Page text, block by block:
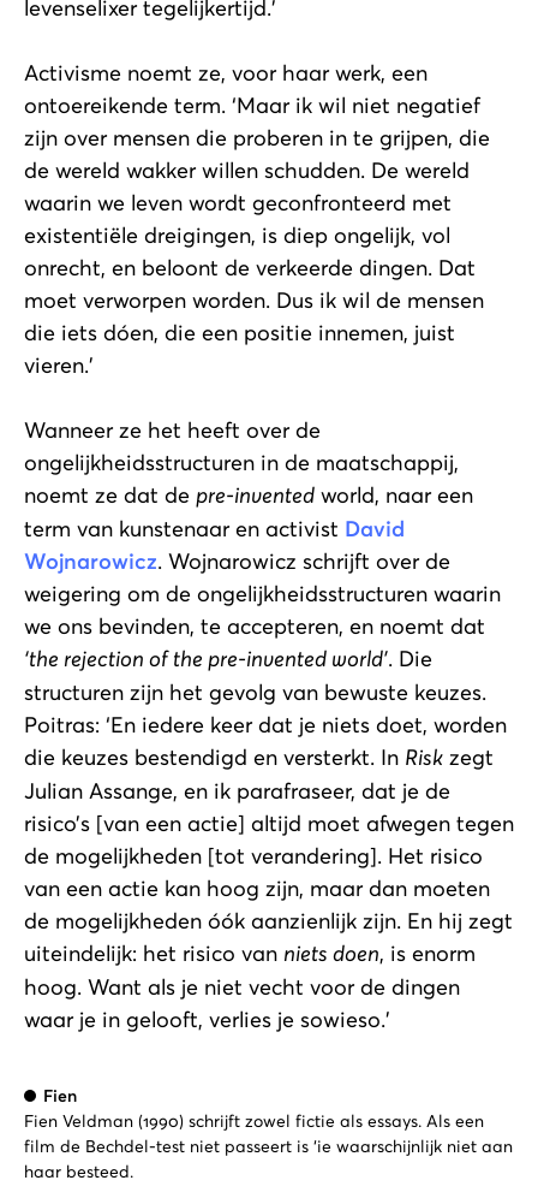
levenselixer tegelijkertijd.’
Activisme noemt ze, voor haar werk, een
ontoereikende term. ‘Maar ik wil niet negatief
zijn over mensen die proberen in te grijpen, die
de wereld wakker willen schudden. De wereld
waarin we leven wordt geconfronteerd met
existentiële dreigingen, is diep ongelijk, vol
onrecht, en beloont de verkeerde dingen. Dat
moet verworpen worden. Dus ik wil de mensen
die iets dóen, die een positie innemen, juist
vieren.’
Wanneer ze het heeft over de
ongelijkheidsstructuren in de maatschappij,
noemt ze dat de pre-invented world, naar een
term van kunstenaar en activist David
Wojnarowicz. Wojnarowicz schrijft over de
weigering om de ongelijkheidsstructuren waarin
we ons bevinden, te accepteren, en noemt dat
‘the rejection of the pre-invented world’. Die
structuren zijn het gevolg van bewuste keuzes.
Poitras: ‘En iedere keer dat je niets doet, worden
die keuzes bestendigd en versterkt. In Risk zegt
Julian Assange, en ik parafraseer, dat je de
risico’s [van een actie] altijd moet afwegen tegen
de mogelijkheden [tot verandering]. Het risico
van een actie kan hoog zijn, maar dan moeten
de mogelijkheden óók aanzienlijk zijn. En hij zegt
uiteindelijk: het risico van niets doen, is enorm
hoog. Want als je niet vecht voor de dingen
waar je in gelooft, verlies je sowieso.’
Fien
Fien Veldman (1990) schrijft zowel fictie als essays. Als een
film de Bechdel-test niet passeert is ‘ie waarschijnlijk niet aan
haar besteed.